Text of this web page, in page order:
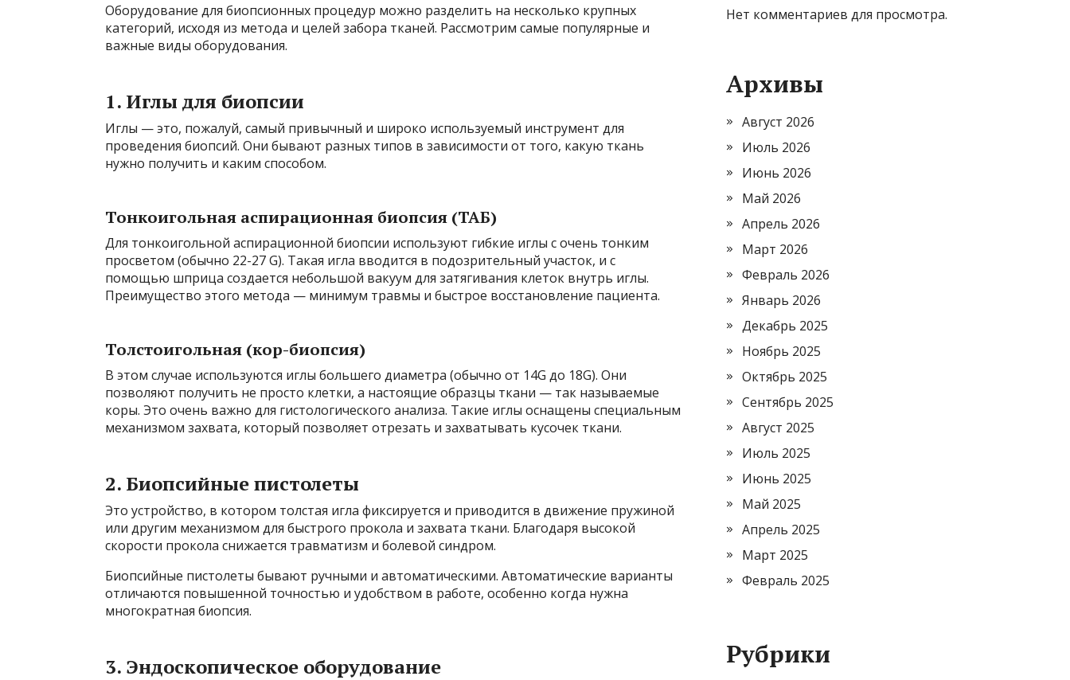
Оборудование для биопсионных процедур можно разделить на несколько крупных
категорий, исходя из метода и целей забора тканей. Рассмотрим самые популярные и
важные виды оборудования.
1. Иглы для биопсии
Иглы — это, пожалуй, самый привычный и широко используемый инструмент для
проведения биопсий. Они бывают разных типов в зависимости от того, какую ткань
нужно получить и каким способом.
Тонкоигольная аспирационная биопсия (ТАБ)
Для тонкоигольной аспирационной биопсии используют гибкие иглы с очень тонким
просветом (обычно 22-27 G). Такая игла вводится в подозрительный участок, и с
помощью шприца создается небольшой вакуум для затягивания клеток внутрь иглы.
Преимущество этого метода — минимум травмы и быстрое восстановление пациента.
Толстоигольная (кор-биопсия)
В этом случае используются иглы большего диаметра (обычно от 14G до 18G). Они
позволяют получить не просто клетки, а настоящие образцы ткани — так называемые
коры. Это очень важно для гистологического анализа. Такие иглы оснащены специальным
механизмом захвата, который позволяет отрезать и захватывать кусочек ткани.
2. Биопсийные пистолеты
Это устройство, в котором толстая игла фиксируется и приводится в движение пружиной
или другим механизмом для быстрого прокола и захвата ткани. Благодаря высокой
скорости прокола снижается травматизм и болевой синдром.
Биопсийные пистолеты бывают ручными и автоматическими. Автоматические варианты
отличаются повышенной точностью и удобством в работе, особенно когда нужна
многократная биопсия.
3. Эндоскопическое оборудование
Нет комментариев для просмотра.
Архивы
Август 2026
Июль 2026
Июнь 2026
Май 2026
Апрель 2026
Март 2026
Февраль 2026
Январь 2026
Декабрь 2025
Ноябрь 2025
Октябрь 2025
Сентябрь 2025
Август 2025
Июль 2025
Июнь 2025
Май 2025
Апрель 2025
Март 2025
Февраль 2025
Рубрики